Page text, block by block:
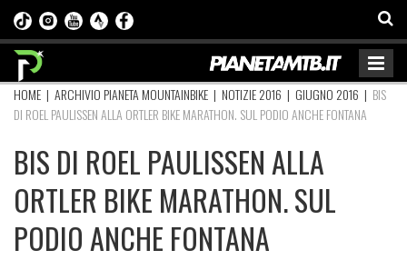
HOME | ARCHIVIO PIANETA MOUNTAINBIKE | NOTIZIE 2016 | GIUGNO 2016 | BIS
DI ROEL PAULISSEN ALLA ORTLER BIKE MARATHON. SUL PODIO ANCHE FONTANA
BIS DI ROEL PAULISSEN ALLA
ORTLER BIKE MARATHON. SUL
PODIO ANCHE FONTANA